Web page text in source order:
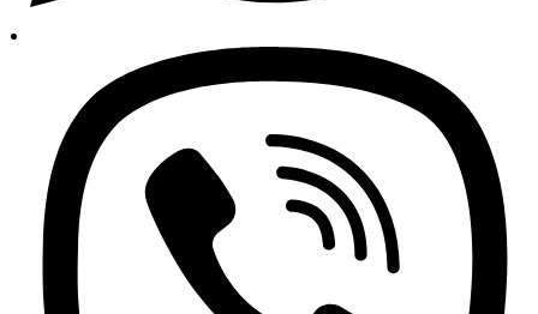
Informacije o trgovini
O nama – Auto24
Najprodavanije
Najnoviji proizvodi
Novi popusti
Svi autodijelovi i dodatna oprema
Sve za auto na jednom mjestu!
Besplatna dostava za sve narudžbe iznad 150 KM
Politika privatnosti
Uvjeti poslovanja
Praćenje narudžbi